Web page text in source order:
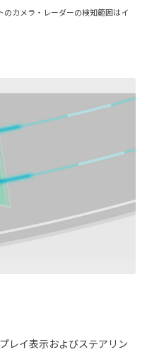
カメラ・レーダーの検知範囲はイ
レイ表示およびステアリン